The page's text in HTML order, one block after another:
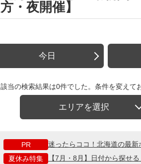
方・夜開催】
今日
該当の検索結果は0件でした。条件を変えて
エリアを選択
PR
迷ったらココ！北海道の最
夏休み特集
【7月・8月】日付から探せ